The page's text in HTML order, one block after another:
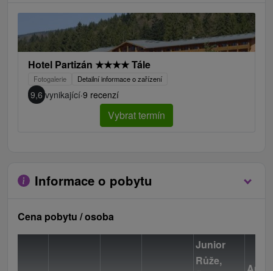
Hotel Partizán ★★★★Tále
Fotogalerie Detailní informace o zařízení
9,6 vynikající·9 recenzí
Vybrat termín
Informace o pobytu
Cena pobytu / osoba
Junior
Růže,